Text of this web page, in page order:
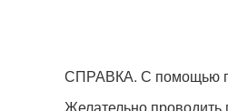
СПРАВКА. С помощью